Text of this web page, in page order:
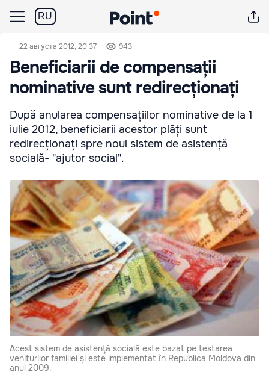
RU
22 августа 2012, 20:37 943
Beneficiarii de compensații
nominative sunt redirecționați
După anularea compensațiilor nominative de la 1
iulie 2012, beneficiarii acestor plăți sunt
redirecționați spre noul sistem de asistență
socială- "ajutor social".
Acest sistem de asistenţă socială este bazat pe testarea
veniturilor familiei și este implementat în Republica Moldova din
anul 2009.